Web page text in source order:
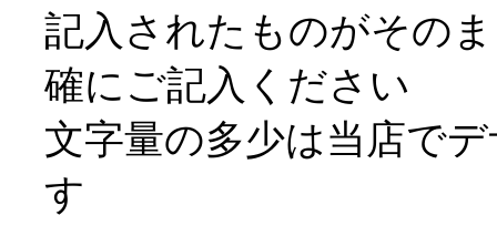
記入されたものがその
確にご記入ください
文字量の多少は当店で
す